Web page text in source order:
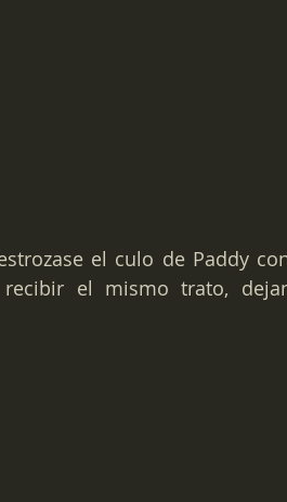
el culo de Paddy
el mismo trato,